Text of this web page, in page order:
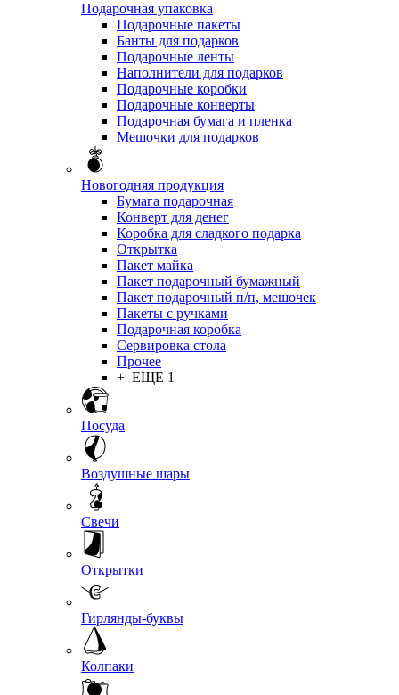
Подарочная упаковка
Подарочные пакеты
Банты для подарков
Подарочные ленты
Наполнители для подарков
Подарочные коробки
Подарочные конверты
Подарочная бумага и пленка
Мешочки для подарков
Новогодняя продукция
Бумага подарочная
Конверт для денег
Коробка для сладкого подарка
Открытка
Пакет майка
Пакет подарочный бумажный
Пакет подарочный п/п, мешочек
Пакеты с ручками
Подарочная коробка
Сервировка стола
Прочее
+ ЕЩЕ 1
Посуда
Воздушные шары
Свечи
Открытки
Гирлянды-буквы
Колпаки